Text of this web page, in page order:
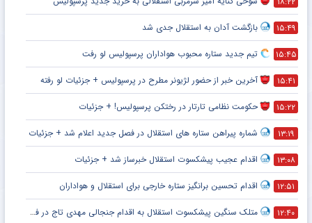
۱۵:۴۹ بازگشت آدان به استقلال جدی شد
۱۵:۴۵ تیم جدید ستاره محبوب هواداران پرسپولیس لو رفت
۱۵:۴۱ آخرین خبر از حضور لژیونر مطرح در پرسپولیس + جزئیات لو رفته
۱۵:۲۲ حکومت نظامی تارتار در رختکن پرسپولیس! + جزئیات
۱۳:۱۹ شماره پیراهن ستاره های استقلال در فصل جدید اعلام شد + جزئیات
۱۳:۰۸ اقدام عجیب پیشکسوت استقلال خبرساز شد + جزئیات
۱۲:۵۱ اقدام تحسین برانگیز ستاره خارجی برای استقلال و هواداران
۱۲:۴۰ متلک سنگین پیشکسوت استقلال به اقدام جنجالی مهدی تاج در فدراسیون فوتبال